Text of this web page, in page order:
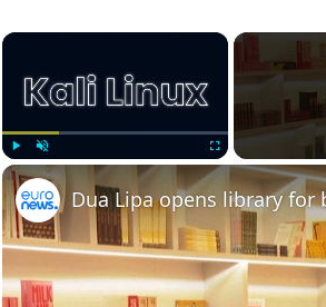
×
Unmute Fullscreen
Dua Lipa opens library